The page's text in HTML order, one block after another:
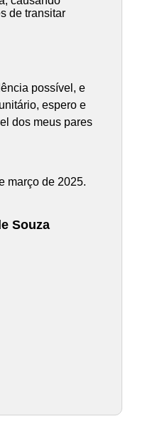
de transitar
possível, e
espero e
dos meus pares
março de 2025.
Souza